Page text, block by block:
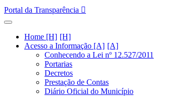
Portal da Transparência
Home [H]
Acesso a Informação [A]
Conhecendo a Lei nº 12.527/2011
Portarias
Decretos
Prestação de Contas
Diário Oficial do Município